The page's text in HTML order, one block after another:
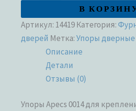
В
Артикул: 14419Категория:
дверей Метка:Упоры дверные
Описание
Детали
Отзывы (0)
Упоры Apecs 0014 для